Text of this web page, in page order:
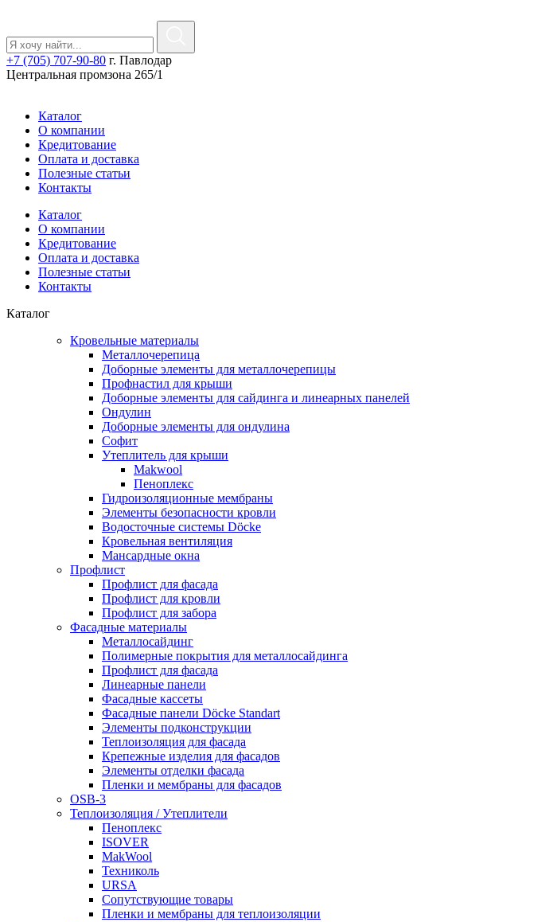
+7 (705) 707-90-80 г. Павлодар
Центральная промзона 265/1
Каталог
О компании
Кредитование
Оплата и доставка
Полезные статьи
Контакты
Каталог
О компании
Кредитование
Оплата и доставка
Полезные статьи
Контакты
Каталог
Кровельные материалы
Металлочерепица
Доборные элементы для металлочерепицы
Профнастил для крыши
Доборные элементы для сайдинга и линеарных панелей
Ондулин
Доборные элементы для ондулина
Софит
Утеплитель для крыши
Makwool
Пеноплекс
Гидроизоляционные мембраны
Элементы безопасности кровли
Водосточные системы Döcke
Кровельная вентиляция
Мансардные окна
Профлист
Профлист для фасада
Профлист для кровли
Профлист для забора
Фасадные материалы
Металлосайдинг
Полимерные покрытия для металлосайдинга
Профлист для фасада
Линеарные панели
Фасадные кассеты
Фасадные панели Döcke Standart
Элементы подконструкции
Теплоизоляция для фасада
Крепежные изделия для фасадов
Элементы отделки фасада
Пленки и мембраны для фасадов
OSB-3
Теплоизоляция / Утеплители
Пеноплекс
ISOVER
MakWool
Техниколь
URSA
Сопутствующие товары
Пленки и мембраны для теплоизоляции